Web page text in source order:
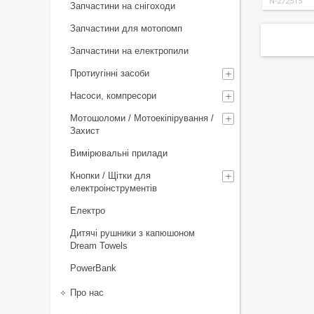
Запчастини на снігоходи
Запчастини для мотопомп
Запчастини на електропили
Протиугінні засоби
Насоси, компресори
Мотошоломи / Мотоекіпірування /
Захист
Вимірювальні прилади
Кнопки / Щітки для
електроінструментів
Електро
Дитячі рушники з капюшоном
Dream Towels
PowerBank
Про нас